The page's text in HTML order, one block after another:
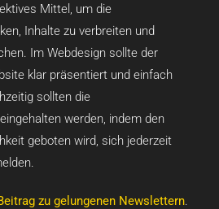
Mittel, um die
Inhalte zu verbreiten und
Im Webdesign sollte der
klar präsentiert und einfach
sollten die
werden, indem den
geboten wird, sich jederzeit
zu gelungenen Newslettern